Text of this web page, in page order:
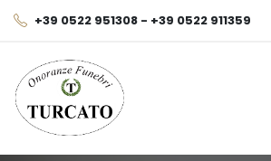
+39 0522 951308 - +39 0522 911359